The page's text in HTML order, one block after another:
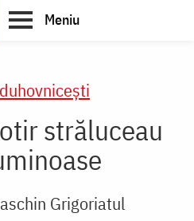
Meniu
străluceau
Grigoriatul